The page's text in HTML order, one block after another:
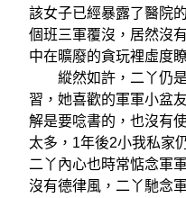
該女子已經暴露了醫院
個班三軍覆沒，居然沒
中在曠廢的貪玩裡虛度
縱然如許，二丫仍是
習，她喜歡的軍軍小盆
解是要唸書的，也沒有
太多，1年後2小我私家
二丫內心也時常惦念軍
沒有德律風，二丫馳念